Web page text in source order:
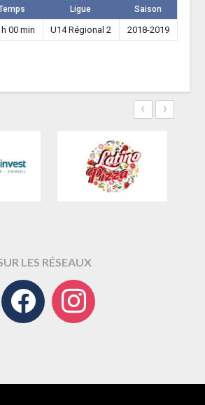
Ligue Saison
h 00 min U14 Régional 2 2018-2019
‹ ›
LES RÉSEAUX